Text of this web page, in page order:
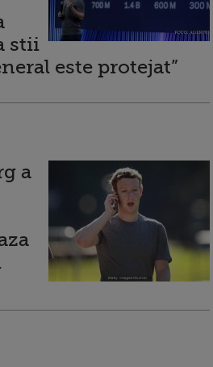
stii
este protejat”
a